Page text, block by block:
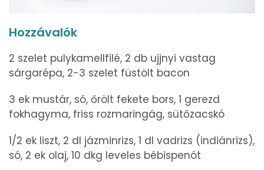
Hozzávalók
2 szelet pulykamellfilé, 2 db ujjnyi vastag
sárgarépa, 2-3 szelet füstölt bacon
3 ek mustár, só, őrölt fekete bors, 1 gerezd
fokhagyma, friss rozmaringág, sütőzacskó
1/2 ek liszt, 2 dl jázminrizs, 1 dl vadrizs (indiánrizs),
só, 2 ek olaj, 10 dkg leveles bébispenót